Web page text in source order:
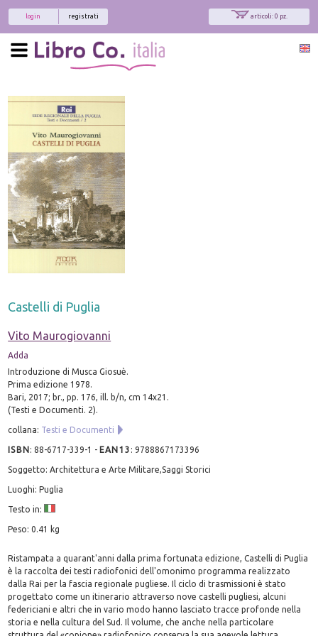
articoli: 0 pz.
registrati
login
Castelli di Puglia
Vito Maurogiovanni
Adda
Introduzione di Musca Giosuè.
Prima edizione 1978.
Bari, 2017; br., pp. 176, ill. b/n, cm 14x21.
(Testi e Documenti. 2).
collana: Testi e Documenti
ISBN:88-6717-339-1 - EAN13 :9788867173396
Soggetto: Architettura e Arte Militare,Saggi Storici
Luoghi: Puglia
Testo in:
Peso: 0.41 kg
Ristampata a quarant'anni dalla prima fortunata edizione, Castelli di Puglia
è la raccolta dei testi radiofonici dell'omonimo programma realizzato
dalla Rai per la fascia regionale pugliese. Il ciclo di trasmissioni è stato
progettato come un itinerario attraverso nove castelli pugliesi, alcuni
federiciani e altri che in vario modo hanno lasciato tracce profonde nella
storia e nella cultura del Sud. Il volume, che anche nella particolare